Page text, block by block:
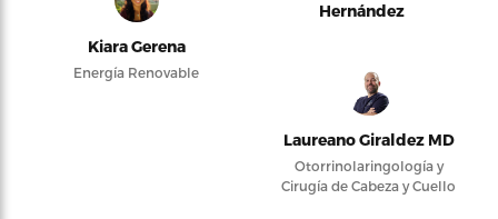
Kiara Gerena
Energía Renovable
Hernández
Laureano Giraldez MD
Otorrinolaringología y
Cirugía de Cabeza y Cuello